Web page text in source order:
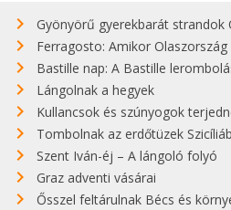
Gyönyörű gyerekbarát strandok
Ferragosto: Amikor
Bastille nap: A Bastille lerombolása az
Lángolnak a hegyek
Kullancsok és szúnyogok
Tombolnak az erdőtüzek
Szent Iván-éj – A lángoló folyó
Graz adventi vásárai
Ősszel feltárulnak Bécs és